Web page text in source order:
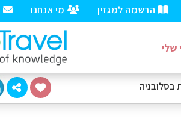
בסלובניה
מי אנחנו הרשמה למגזין
שלי